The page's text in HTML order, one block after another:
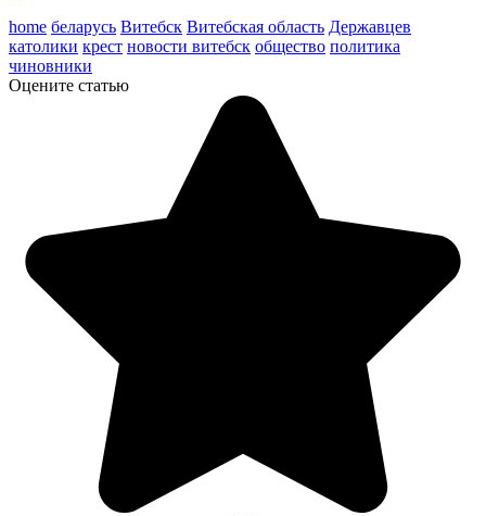
home беларусь Витебск Витебская область Державцев
католики крест новости витебск общество политика
чиновники
Оцените статью